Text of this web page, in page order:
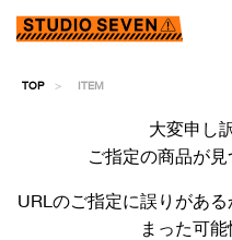
TOP ITEM
大変申し
ご指定の商品が見
URLのご指定に誤りがあ
まった可能